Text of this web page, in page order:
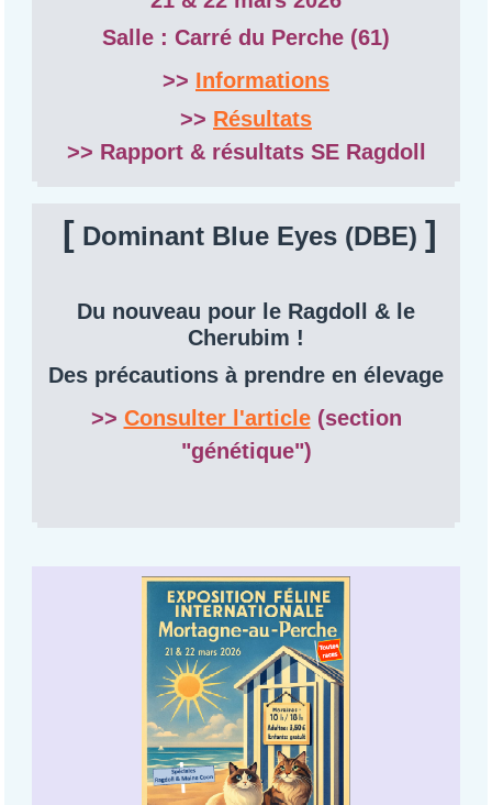
Salle : Carré du Perche (61)
>> Informations
>> Résultats
>> Rapport & résultats SE Ragdoll
[ Dominant Blue Eyes (DBE) ]
Du nouveau pour le Ragdoll & le
Cherubim !
Des précautions à prendre en élevage
>> Consulter l'article(section
"génétique")